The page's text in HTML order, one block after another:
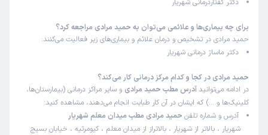
دکتر گفتاردرمانی شهریار
برای چه بیماری‌ها و علائمی می‌توان به حمید مرادی مراجعه کرد؟
حمید مرادی در تشخیص و درمان علائم و بیماری‌های زیر فعالیت می‌کنند:
دکتر ماساژ درمانی شهریار
حمید مرادی در کجا و کدام مرکز درمانی کار می‌کند؟
در ادامه می‌توانید آدرس مطب حمید مرادی و سایر مراکز درمانی (بیمارستان‌ها،
کلینیک‌ها و …) که ایشان در آن کار طبابت انجام می‌دهند، مشاهده کنید:
آدرس و شماره تلفن حمید مرادی مطب میدان معلم شهریار
شهریار ، بالاتر از شهریار ، بالاتراز از میدان معلم ، کیومرثیه ، خیابان بسیج